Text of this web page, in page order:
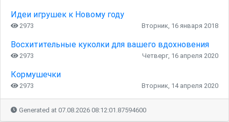
Идеи игрушек к Новому году
2973 Вторник, 16 января 2018
Восхитительные куколки для вашего вдохновения
2973 Четверг, 16 апреля 2020
Кормушечки
2973 Вторник, 14 апреля 2020
Generated at 07.08.2026 08:12:01.87594600